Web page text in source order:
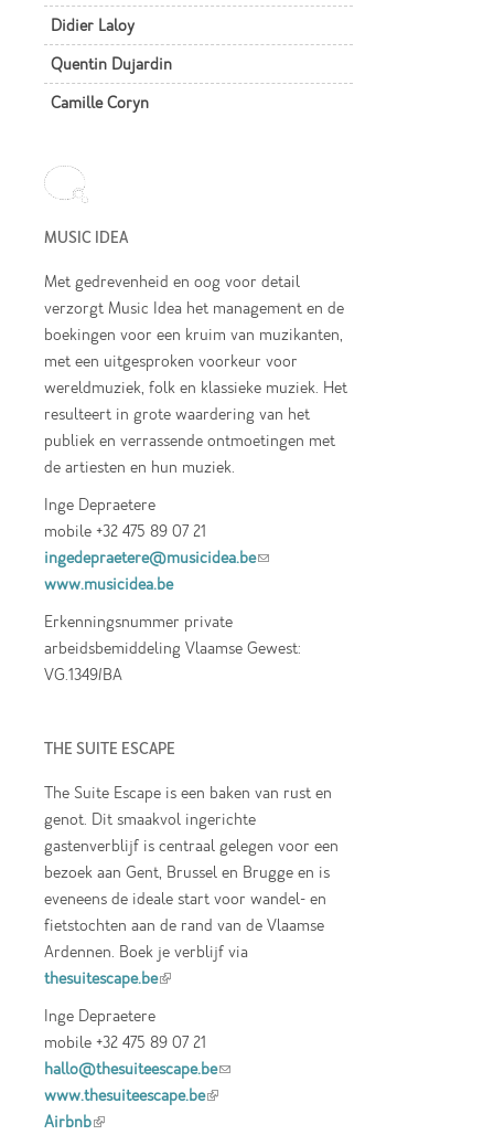
Didier Laloy
Quentin Dujardin
Camille Coryn
MUSIC IDEA
Met gedrevenheid en oog voor detail
verzorgt Music Idea het management en de
boekingen voor een kruim van muzikanten,
met een uitgesproken voorkeur voor
wereldmuziek, folk en klassieke muziek. Het
resulteert in grote waardering van het
publiek en verrassende ontmoetingen met
de artiesten en hun muziek.
Inge Depraetere
mobile +32 475 89 07 21
ingedepraetere@musicidea.be(link sends e-
www.musicidea.be
Erkenningsnummer private
arbeidsbemiddeling Vlaamse Gewest:
VG.1349/BA
THE SUITE ESCAPE
The Suite Escape is een baken van rust en
genot. Dit smaakvol ingerichte
gastenverblijf is centraal gelegen voor een
bezoek aan Gent, Brussel en Brugge en is
eveneens de ideale start voor wandel- en
fietstochten aan de rand van de Vlaamse
Ardennen. Boek je verblijf via
thesuitescape.be(link is external)
Inge Depraetere
mobile +32 475 89 07 21
hallo@thesuiteescape.be(link sends e-mail)
www.thesuiteescape.be(link is external)
Airbnb(link is external)